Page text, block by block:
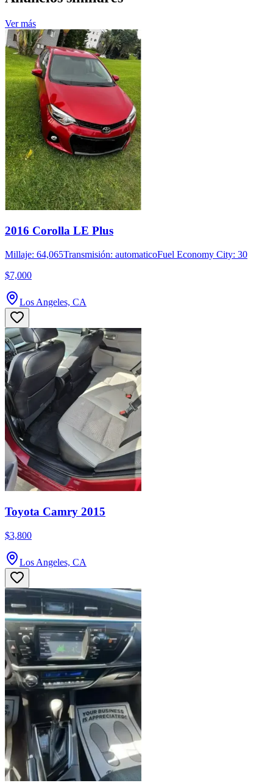
Ver más
2016 Corolla LE Plus
Millaje: 64,065Transmisión: automaticoFuel Economy City: 30
$7,000
Los Angeles, CA
Toyota Camry 2015
$3,800
Los Angeles, CA